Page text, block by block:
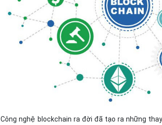
Bảng giá
Công nghệ blockchain ra đời đã tạo ra những